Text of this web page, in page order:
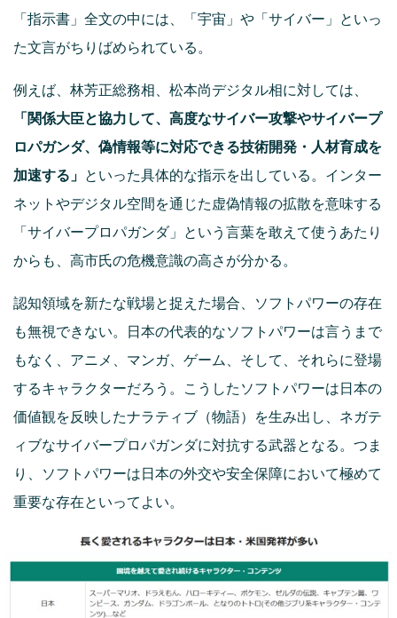
「指示書」全文の中には、「宇宙」や「サイバー」といっ
た文言がちりばめられている。
例えば、林芳正総務相、松本尚デジタル相に対しては、
「関係大臣と協力して、高度なサイバー攻撃やサイバープ
ロパガンダ、偽情報等に対応できる技術開発・人材育成を
加速する」 といった具体的な指示を出している。インター
ネットやデジタル空間を通じた虚偽情報の拡散を意味する
「サイバープロパガンダ」という言葉を敢えて使うあたり
からも、高市氏の危機意識の高さが分かる。
認知領域を新たな戦場と捉えた場合、ソフトパワーの存在
も無視できない。日本の代表的なソフトパワーは言うまで
もなく、アニメ、マンガ、ゲーム、そして、それらに登場
するキャラクターだろう。こうしたソフトパワーは日本の
価値観を反映したナラティブ（物語）を生み出し、ネガテ
ィブなサイバープロパガンダに対抗する武器となる。つま
り、ソフトパワーは日本の外交や安全保障において極めて
重要な存在といってよい。